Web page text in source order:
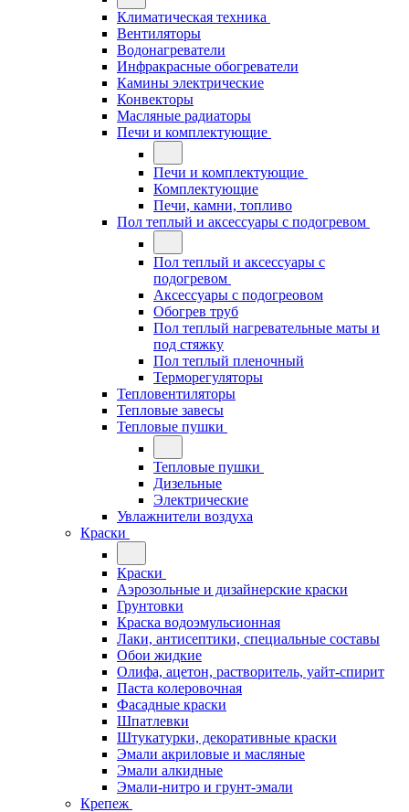
Климатическая техника
Вентиляторы
Водонагреватели
Инфракрасные обогреватели
Камины электрические
Конвекторы
Масляные радиаторы
Печи и комплектующие
Печи и комплектующие
Комплектующие
Печи, камни, топливо
Пол теплый и аксессуары с подогревом
Пол теплый и аксессуары с
подогревом
Аксессуары с подогреовом
Обогрев труб
Пол теплый нагревательные маты и
под стяжку
Пол теплый пленочный
Терморегуляторы
Тепловентиляторы
Тепловые завесы
Тепловые пушки
Тепловые пушки
Дизельные
Электрические
Увлажнители воздуха
Краски
Краски
Аэрозольные и дизайнерские краски
Грунтовки
Краска водоэмульсионная
Лаки, антисептики, специальные составы
Обои жидкие
Олифа, ацетон, растворитель, уайт-спирит
Паста колеровочная
Фасадные краски
Шпатлевки
Штукатурки, декоративные краски
Эмали акриловые и масляные
Эмали алкидные
Эмали-нитро и грунт-эмали
Крепеж